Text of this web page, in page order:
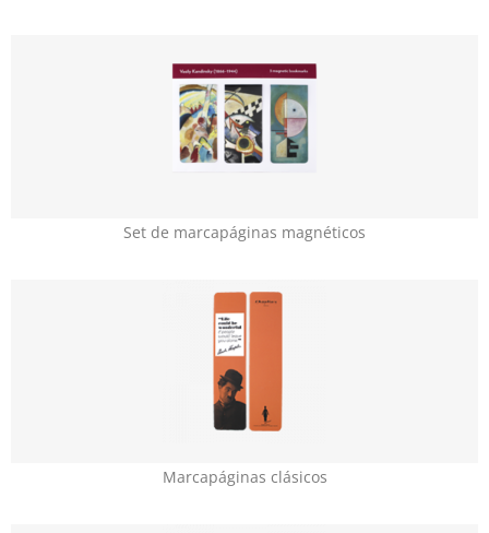
Set de marcapáginas magnéticos
Marcapáginas clásicos